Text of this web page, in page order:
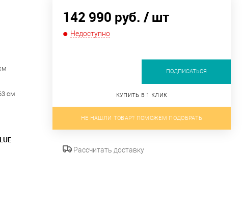
см
142 990 руб. / шт
Недоступно
ПОДПИСАТЬСЯ
КУПИТЬ В 1 КЛИК
НЕ НАШЛИ ТОВАР? ПОМОЖЕМ ПОДОБРАТЬ
Рассчитать доставку